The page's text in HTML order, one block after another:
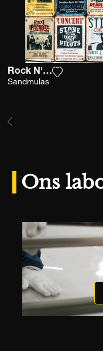
Rock N' Live
Sandmulas
Ons